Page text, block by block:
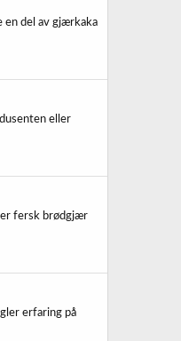
en del av gjærkaka
eller
fersk brødgjær
erfaring på